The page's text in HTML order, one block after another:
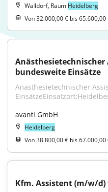
Walldorf, Raum Heidelberg
Von 32.000,00 € bis 65.600,00
bundesweite Einsätze
Anästhesietechnischer
avanti GmbH
Heidelberg
Von 38.800,00 € bis 67.000,00
Kfm. Assistent (m/w/